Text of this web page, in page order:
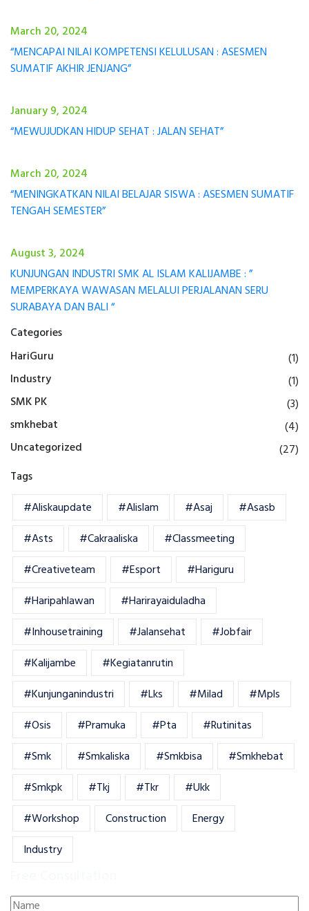
March 20, 2024
“MENCAPAI NILAI KOMPETENSI KELULUSAN : ASESMEN
SUMATIF AKHIR JENJANG”
January 9, 2024
“MEWUJUDKAN HIDUP SEHAT : JALAN SEHAT”
March 20, 2024
“MENINGKATKAN NILAI BELAJAR SISWA : ASESMEN SUMATIF
TENGAH SEMESTER”
August 3, 2024
KUNJUNGAN INDUSTRI SMK AL ISLAM KALIJAMBE : ”
MEMPERKAYA WAWASAN MELALUI PERJALANAN SERU
SURABAYA DAN BALI “
Categories
HariGuru
(1)
Industry
(1)
SMK PK
(3)
smkhebat
(4)
Uncategorized
(27)
Tags
#aliskaupdate
#alislam #asaj
#asasb
#asts
#cakraaliska
#classmeeting
#creativeteam
#esport
#hariguru
#haripahlawan
#harirayaiduladha
#inhousetraining
#jalansehat
#jobfair
#kalijambe
#kegiatanrutin
#kunjunganindustri
#lks #milad
#mpls
#osis
#pramuka #pta
#rutinitas
#smk
#smkaliska #smkbisa
#smkhebat
#smkpk
#tkj #tkr
#ukk
#workshop
Construction
Energy
Industry